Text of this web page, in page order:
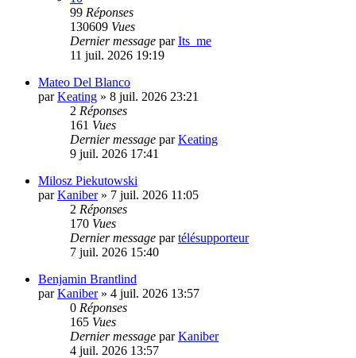
99 Réponses
130609 Vues
Dernier message parIts_me
11 juil. 2026 19:19
Mateo Del Blanco
parKeating » 8 juil. 2026 23:21
2 Réponses
161 Vues
Dernier message parKeating
9 juil. 2026 17:41
Milosz Piekutowski
parKaniber» 7 juil. 2026 11:05
2 Réponses
170 Vues
Dernier message partélésupporteur
7 juil. 2026 15:40
Benjamin Brantlind
parKaniber» 4 juil. 2026 13:57
0 Réponses
165 Vues
Dernier message parKaniber
4 juil. 2026 13:57